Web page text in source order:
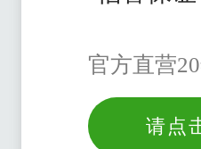
官方直营
请点